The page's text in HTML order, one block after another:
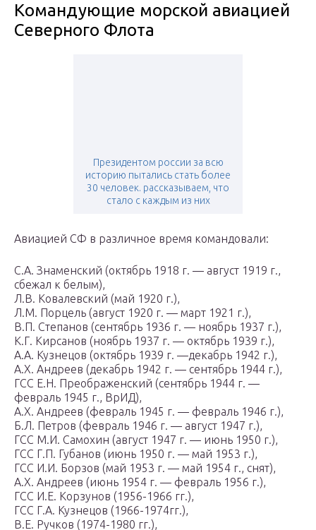
Командующие морской авиацией
Северного Флота
Президентом россии за всю
историю пытались стать более
30 человек. рассказываем, что
стало с каждым из них
Авиацией СФ в различное время командовали:
С.А. Знаменский (октябрь 1918 г. — август 1919 г.,
сбежал к белым),
Л.В. Ковалевский (май 1920 г.),
Л.М. Порцель (август 1920 г. — март 1921 г.),
В.П. Степанов (сентябрь 1936 г. — ноябрь 1937 г.),
К.Г. Кирсанов (ноябрь 1937 г. — октябрь 1939 г.),
А.А. Кузнецов (октябрь 1939 г. —декабрь 1942 г.),
А.Х. Андреев (декабрь 1942 г. — сентябрь 1944 г.),
ГСС Е.Н. Преображенский (сентябрь 1944 г. —
февраль 1945 г., ВрИД),
А.Х. Андреев (февраль 1945 г. — февраль 1946 г.),
Б.Л. Петров (февраль 1946 г. — август 1947 г.),
ГСС М.И. Самохин (август 1947 г. — июнь 1950 г.),
ГСС Г.П. Губанов (июнь 1950 г. — май 1953 г.),
ГСС И.И. Борзов (май 1953 г. — май 1954 г., снят),
А.Х. Андреев (июнь 1954 г. — февраль 1956 г.),
ГСС И.Е. Корзунов (1956-1966 гг.),
ГСС Г.А. Кузнецов (1966-1974гг.),
В.Е. Ручков (1974-1980 гг.),